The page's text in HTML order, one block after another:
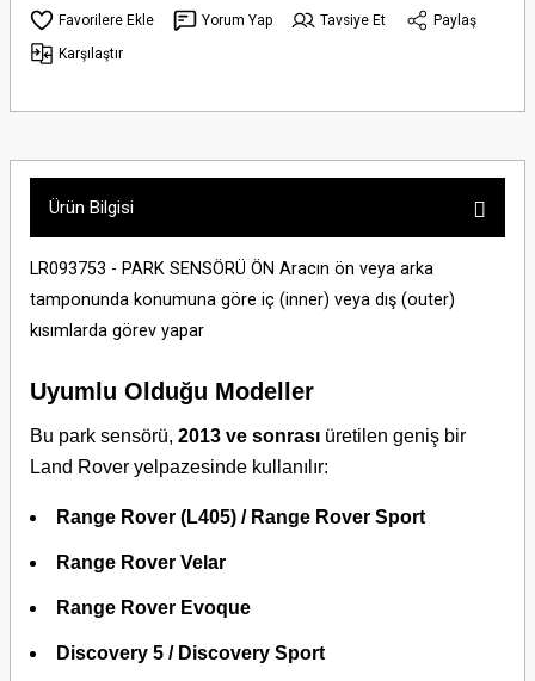
Yorum Yap Tavsiye Et
Paylaş
Karşılaştır
Ürün Bilgisi
LR093753 - PARK SENSÖRÜ ÖN Aracın ön veya arka
tamponunda konumuna göre iç (inner) veya dış (outer)
kısımlarda görev yapar
Uyumlu Olduğu Modeller
Bu park sensörü, 2013 ve sonrası üretilen geniş bir
Land Rover yelpazesinde kullanılır:
Range Rover (L405) / Range Rover Sport
Range Rover Velar
Range Rover Evoque
Discovery 5 / Discovery Sport